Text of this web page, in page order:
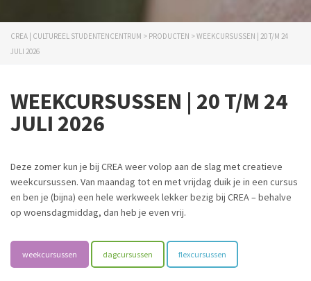
CREA | CULTUREEL STUDENTENCENTRUM > PRODUCTEN > WEEKCURSUSSEN | 20 T/M 24
JULI 2026
WEEKCURSUSSEN | 20 T/M 24
JULI 2026
Deze zomer kun je bij CREA weer volop aan de slag met creatieve
weekcursussen. Van maandag tot en met vrijdag duik je in een cursus
en ben je (bijna) een hele werkweek lekker bezig bij CREA – behalve
op woensdagmiddag, dan heb je even vrij.
weekcursussen dagcursussen flexcursussen